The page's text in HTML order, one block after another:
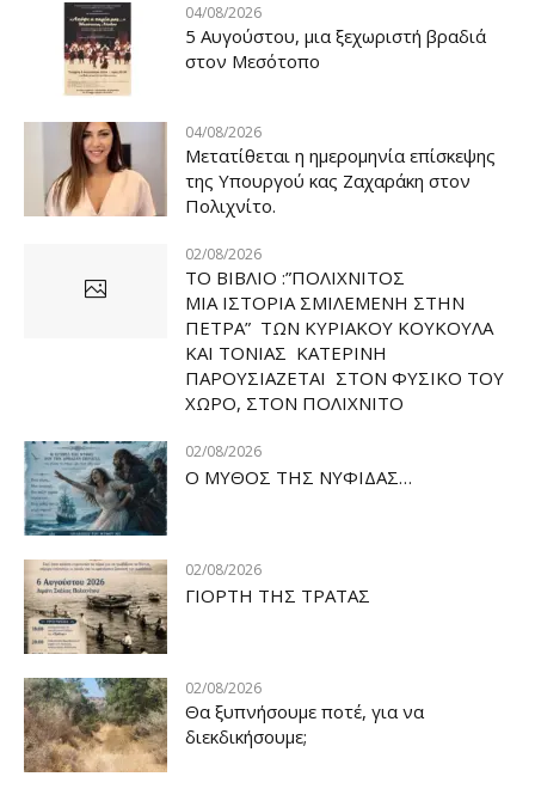
04/08/2026
5 Αυγούστου, μια ξεχωριστή βραδιά
στον Μεσότοπο
04/08/2026
Μετατίθεται η ημερομηνία επίσκεψης
της Υπουργού κας Ζαχαράκη στον
Πολιχνίτο.
02/08/2026
ΤΟ ΒΙΒΛΙΟ :”ΠΟΛΙΧΝΙΤΟΣ
ΜΙΑ ΙΣΤΟΡΙΑ ΣΜΙΛΕΜΕΝΗ ΣΤΗΝ
ΠΕΤΡΑ” ΤΩΝ ΚΥΡΙΑΚΟΥ ΚΟΥΚΟΥΛΑ
ΚΑΙ ΤΟΝΙΑΣ ΚΑΤΕΡΙΝΗ
ΠΑΡΟΥΣΙΑΖΕΤΑΙ ΣΤΟΝ ΦΥΣΙΚΟ ΤOY
ΧΩΡΟ, ΣΤΟΝ ΠΟΛΙΧΝΙΤΟ
02/08/2026
Ο ΜΥΘΟΣ ΤΗΣ ΝΥΦΙΔΑΣ…
02/08/2026
ΓΙΟΡΤΗ ΤΗΣ ΤΡΑΤΑΣ
02/08/2026
Θα ξυπνήσουμε ποτέ, για να
διεκδικήσουμε;